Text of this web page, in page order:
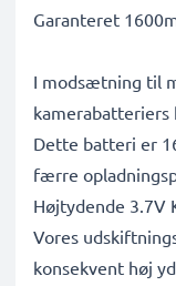
Garanteret
I modsætning til
Dette batteri er
færre
Højtydende 3.7V
Vores
konsekvent høj